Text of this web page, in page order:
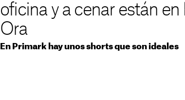
oficina y a cenar están
Ora
En Primark hay unos shorts que son ideales